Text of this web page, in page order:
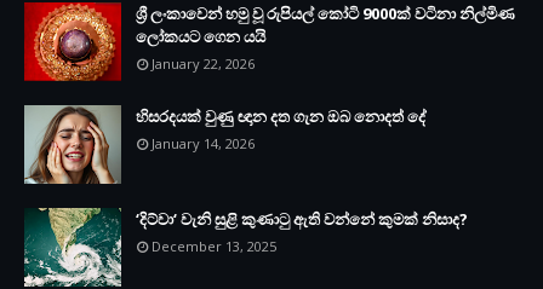
ශ්‍රී ලංකාවෙන් හමු වූ රුපියල් කෝටි 9000ක් වටිනා නිල්මිණ
ලෝකයට ගෙන යයි
January 22, 2026
හිසරදයක් වුණු ඥාන දත ගැන ඔබ නොදත් දේ
January 14, 2026
‘දිට්වා‘ වැනි සුළි කුණාටු ඇති වන්නේ කුමක් නිසාද?
December 13, 2025